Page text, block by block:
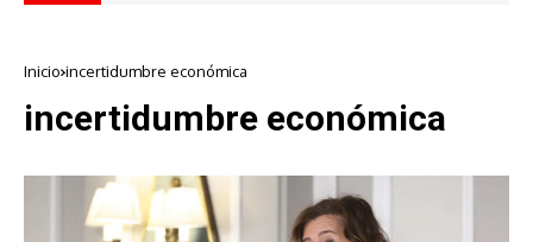
Inicio incertidumbre económica
incertidumbre económica